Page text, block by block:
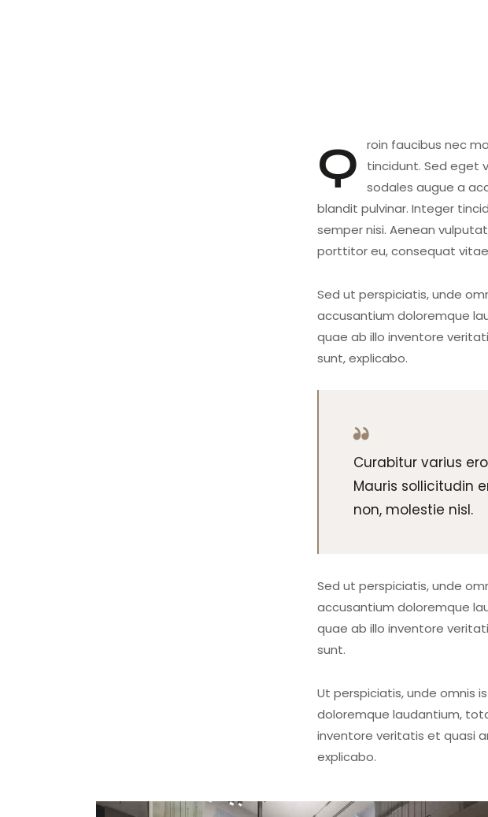
Qroin faucibus nec mauris a sodales, sed elementum mi
tincidunt. Sed eget
sodales augue a
blandit pulvinar. Integer
semper nisi. Aenean
porttitor eu, consequat
Sed ut perspiciatis, unde
accusantium doloremque
quae ab illo inventore
sunt, explicabo.
Curabitur varius
Mauris sollicitudin
non, molestie nisl.
Sed ut perspiciatis, unde
accusantium doloremque
quae ab illo inventore
sunt.
Ut perspiciatis, unde omnis
doloremque laudantium,
inventore veritatis et quasi
explicabo.